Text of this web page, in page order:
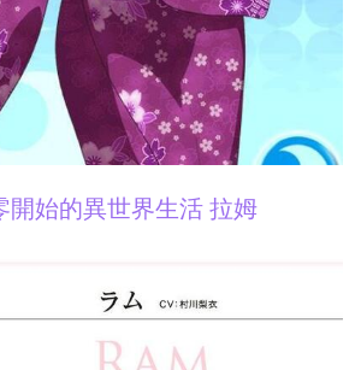
開始的異世界生活 拉姆